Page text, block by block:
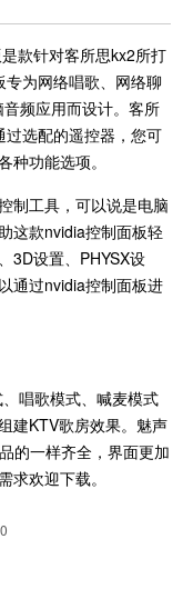
款针对客所思kx2所打
为网络唱歌、网络聊
频应用而设计。客所
选配的遥控器，您可
种功能选项。
制工具，可以说是电脑
这款nvidia控制面板轻
3D设置、PHYSX设
通过nvidia控制面板进
唱歌模式、喊麦模式
建KTV歌房效果。魅声
的一样齐全，界面更加
求欢迎下载。